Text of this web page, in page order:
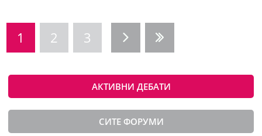
1 2 3
АКТИВНИ ДЕБАТИ
СИТЕ ФОРУМИ